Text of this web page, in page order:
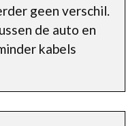
geen verschil.
de auto en
kabels